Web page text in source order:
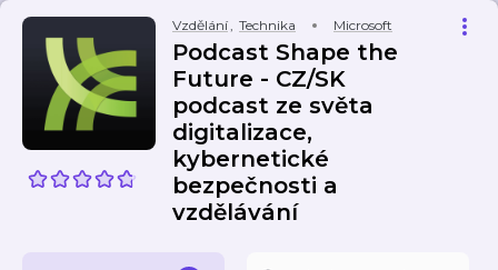
Vzdělání, Technika Microsoft
Podcast Shape the
Future - CZ/SK
podcast ze světa
digitalizace,
kybernetické
bezpečnosti a
vzdělávání